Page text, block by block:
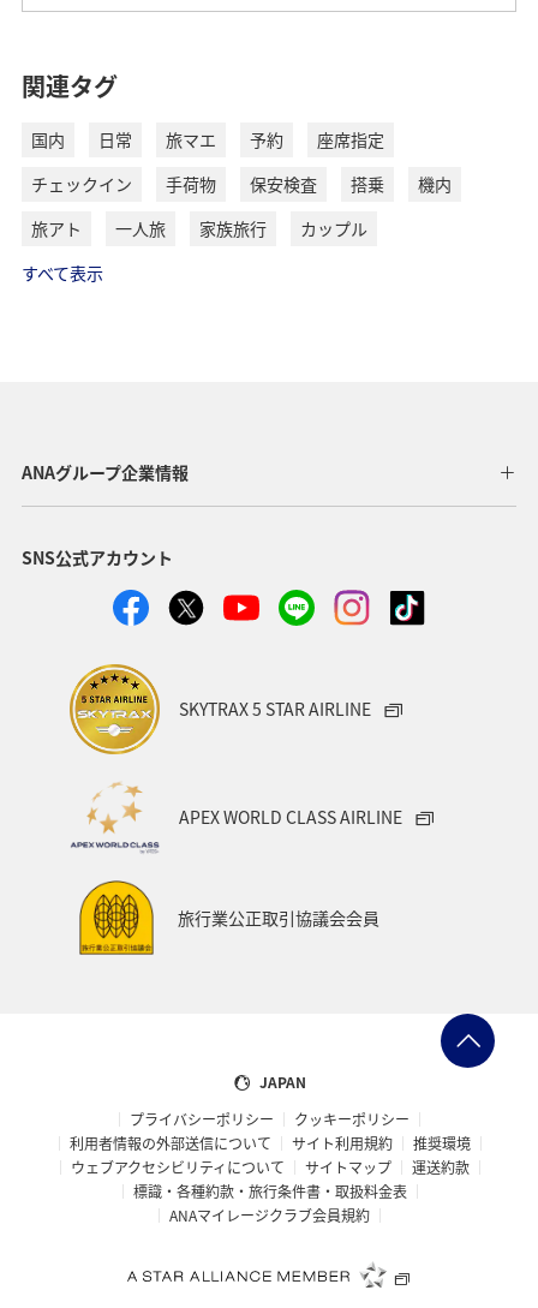
関連タグ
国内 日常 旅マエ 予約
座席指定
チェックイン
手荷物 保安検査 搭乗
機内
旅アト
一人旅 家族旅行
カップル
すべて表示
ANAグループ企業情報
SNS公式アカウント
SKYTRAX 5 STAR AIRLINE
APEX WORLD CLASS AIRLINE
旅行業公正取引協議会会員
JAPAN
プライバシーポリシー
クッキーポリシー
利用者情報の外部送信について
サイト利用規約
推奨環境
ウェブアクセシビリティについて
サイトマップ
運送約款
標識・各種約款・旅行条件書・取扱料金表
ANAマイレージクラブ会員規約